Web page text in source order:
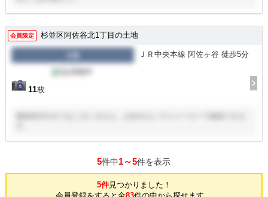
会員限定 杉並区阿佐谷北1丁目の土地
11枚
ＪＲ中央本線 阿佐ヶ谷 徒歩5分
5件中1～5件を表示
5件見つかりました！